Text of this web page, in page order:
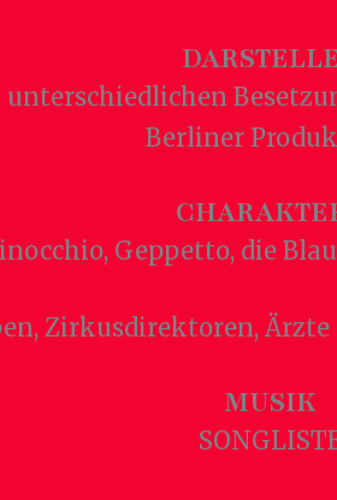
Berliner
Geppetto, die
Zirkusdirektoren,
MUSIK